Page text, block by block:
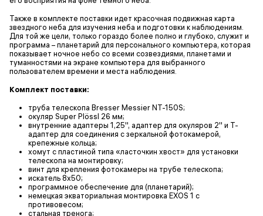
Также в комплекте поставки идет красочная подвижная карта
звездного неба для изучения неба и подготовки к наблюдениям.
Для той же цели, только гораздо более полно и глубоко, служит и
программа – планетарий для персонального компьютера, которая
показывает ночное небо со всеми созвездиями, планетами и
туманностями на экране компьютера для выбранного
пользователем времени и места наблюдения.
Комплект поставки:
труба телескопа Bresser Messier NT-150S;
окуляр Super Plössl 26 мм;
внутренние адаптеры 1,25'', адаптер для окуляров 2'' и Т-
адаптер для соединения с зеркальной фотокамерой,
крепежные кольца;
хомут с пластиной типа «ласточкин хвост» для установки
телескопа на монтировку;
винт для крепления фотокамеры на трубе телескопа;
искатель 8х50;
программное обеспечение для (планетарий);
немецкая экваториальная монтировка EXOS 1 с
противовесом;
стальная тренога;